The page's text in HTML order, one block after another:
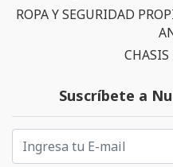
ROPA Y SEGURIDAD
CHASIS
Suscríbete a